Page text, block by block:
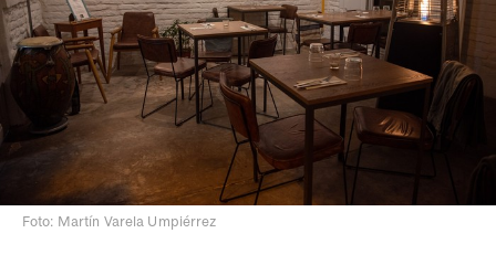
Foto: Martín Varela Umpiérrez